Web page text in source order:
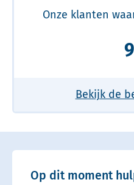
Onze klanten
Bekijk de
Op dit moment